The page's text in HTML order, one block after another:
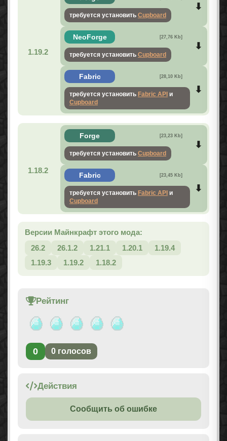
1.19.2
требуется установить Cupboard
NeoForge [27,76 Kb]
требуется установить Cupboard
Fabric [28,10 Kb]
требуется установить Fabric API и
Cupboard
1.18.2
Forge [23,23 Kb]
требуется установить Cupboard
Fabric [23,45 Kb]
требуется установить Fabric API и
Cupboard
Версии Майнкрафт этого мода:
26.2
26.1.2 1.21.1 1.20.1
1.19.4
1.19.3
1.19.2 1.18.2
Рейтинг
0 0 голосов
Действия
Сообщить об ошибке